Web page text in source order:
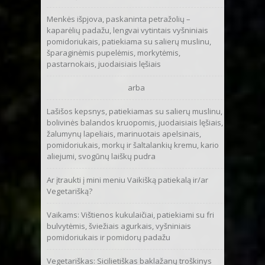
Menkės išpjova, paskaninta petražolių –
kaparėlių padažu, lengvai vytintais vyšniniais
pomidoriukais, patiekiama su salierų muslinu,
šparaginėmis pupelėmis, morkytėmis,
pastarnokais, juodaisiais lęšiais
arba
Lašišos kepsnys, patiekiamas su salierų muslinu,
bolivinės balandos kruopomis, juodaisiais lęšiais,
žalumynų lapeliais, marinuotais apelsinais,
pomidoriukais, morkų ir šaltalankių kremu, kario
aliejumi, svogūnų laiškų pudra
Ar įtraukti į mini meniu Vaikišką patiekalą ir/ar
Vegetarišką?
Vaikams: Vištienos kukulaičiai, patiekiami su fri
bulvytėmis, šviežiais agurkais, vyšniniais
pomidoriukais ir pomidorų padažu
Vegetariškas: Sicilietiškas baklažanų troškinys